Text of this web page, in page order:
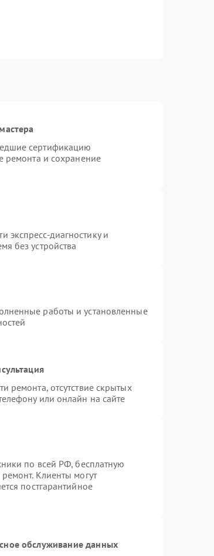
сертификацию
ремонта и сохранение
экспресс-диагностику и
без устройства
работы и установленные
ремонта, отсутствие скрытых
или онлайн на сайте
по всей РФ, бесплатную
Клиенты могут
постгарантийное
обслуживание данных